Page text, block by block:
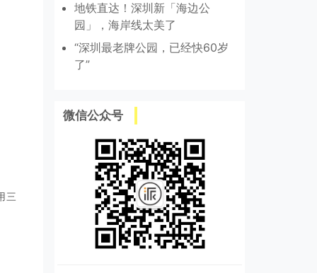
三
地铁直达！深圳新「海边公
园」，海岸线太美了
“深圳最老牌公园，已经快60岁
了”
微信公众号